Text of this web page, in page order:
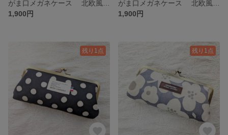
1,900円
1,900円
残り1点 残り1点